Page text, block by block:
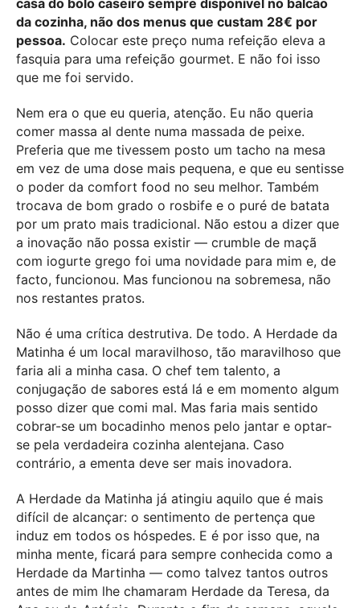
da cozinha, não dos menus que custam 28€ por
pessoa. Colocar este preço numa refeição eleva a
fasquia para uma refeição gourmet. E não foi isso
que me foi servido.
Nem era o que eu queria, atenção. Eu não queria
comer massa al dente numa massada de peixe.
Preferia que me tivessem posto um tacho na mesa
em vez de uma dose mais pequena, e que eu sentisse
o poder da comfort food no seu melhor. Também
trocava de bom grado o rosbife e o puré de batata
por um prato mais tradicional. Não estou a dizer que
a inovação não possa existir — crumble de maçã
com iogurte grego foi uma novidade para mim e, de
facto, funcionou. Mas funcionou na sobremesa, não
nos restantes pratos.
Não é uma crítica destrutiva. De todo. A Herdade da
Matinha é um local maravilhoso, tão maravilhoso que
faria ali a minha casa. O chef tem talento, a
conjugação de sabores está lá e em momento algum
posso dizer que comi mal. Mas faria mais sentido
cobrar-se um bocadinho menos pelo jantar e optar-
se pela verdadeira cozinha alentejana. Caso
contrário, a ementa deve ser mais inovadora.
A Herdade da Matinha já atingiu aquilo que é mais
difícil de alcançar: o sentimento de pertença que
induz em todos os hóspedes. E é por isso que, na
minha mente, ficará para sempre conhecida como a
Herdade da Martinha — como talvez tantos outros
antes de mim lhe chamaram Herdade da Teresa, da